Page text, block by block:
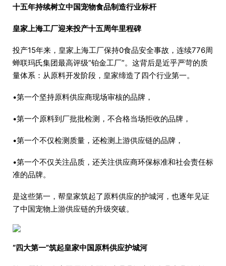
十五年持续树立中国宠物食品制造行业标杆
皇家上海工厂迎来投产十五周年里程碑
投产15年来，皇家上海工厂保持0食品安全事故，连续776周
蝉联玛氏集团最高评级“铂金工厂”。这背后是近乎严苛的质
量体系：从原料开发阶段，皇家缔造了四个行业第一。
•第一个坚持原料供应商现场审核的品牌，
•第一个原料到厂批批检测，不合格当场拒收的品牌，
•第一个不仅检测质量，还检测上游供应链的品牌，
•第一个不仅关注品质，还关注供应商环保标准和社会责任标
准的品牌。
是这些第一，帮皇家筑起了原料供应的护城河，也逐年见证
了中国宠物上游供应链的升级突破。
“四大第一”筑起皇家中国原料供应护城河